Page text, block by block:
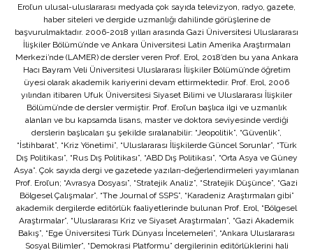
Erol’un ulusal-uluslararası medyada çok sayıda televizyon, radyo, gazete,
haber siteleri ve dergide uzmanlığı dahilinde görüşlerine de
başvurulmaktadır. 2006-2018 yılları arasında Gazi Üniversitesi Uluslararası
İlişkiler Bölümü’nde ve Ankara Üniversitesi Latin Amerika Araştırmaları
Merkezi’nde (LAMER) de dersler veren Prof. Erol, 2018’den bu yana Ankara
Hacı Bayram Veli Üniversitesi Uluslararası İlişkiler Bölümü’nde öğretim
üyesi olarak akademik kariyerini devam ettirmektedir. Prof. Erol, 2006
yılından itibaren Ufuk Üniversitesi Siyaset Bilimi ve Uluslararası İlişkiler
Bölümü’nde de dersler vermiştir. Prof. Erol’un başlıca ilgi ve uzmanlık
alanları ve bu kapsamda lisans, master ve doktora seviyesinde verdiği
derslerin başlıcaları şu şekilde sıralanabilir: “Jeopolitik”, “Güvenlik”,
“İstihbarat”, “Kriz Yönetimi”, “Uluslararası İlişkilerde Güncel Sorunlar”, “Türk
Dış Politikası”, “Rus Dış Politikası”, “ABD Dış Politikası”, “Orta Asya ve Güney
Asya”. Çok sayıda dergi ve gazetede yazıları-değerlendirmeleri yayımlanan
Prof. Erol’un; “Avrasya Dosyası”, “Stratejik Analiz”, “Stratejik Düşünce”, “Gazi
Bölgesel Çalışmalar”, “The Journal of SSPS”, “Karadeniz Araştırmaları gibi”
akademik dergilerde editörlük faaliyetlerinde bulunan Prof. Erol, “Bölgesel
Araştırmalar”, “Uluslararası Kriz ve Siyaset Araştırmaları”, “Gazi Akademik
Bakış”, “Ege Üniversitesi Türk Dünyası İncelemeleri”, “Ankara Uluslararası
Sosyal Bilimler”, “Demokrasi Platformu” dergilerinin editörlüklerini hali